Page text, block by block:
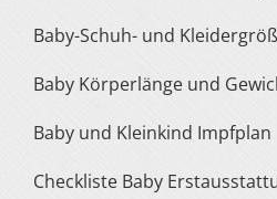
Baby-Schuh- und
Baby Körperlänge und
Baby und Kleinkind Impfplan
Checkliste Baby